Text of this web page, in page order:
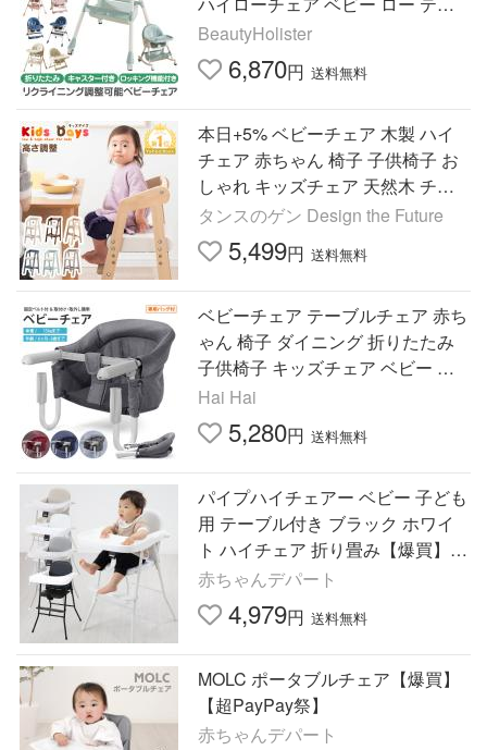
ブルチェア キャスター 椅子
BeautyHolister
6,870円 送料無料
本日+5% ベビーチェア 木製 ハイ
チェア 赤ちゃん 椅子 子供椅子 お
しゃれ キッズチェア 天然木 チェ
ア 高さ調整 子供 ベビーハイチェ
ア ダイニング 赤ちゃん椅子
タンスのゲン Design the Future
5,499円 送料無料
ベビーチェア テーブルチェア 赤ち
ゃん 椅子 ダイニング 折りたたみ
子供椅子 キッズチェア ベビー 椅
子 ダイニングチェア 持ち運び 出
産祝い 爆買
Hai Hai
5,280円 送料無料
パイプハイチェアー ベビー 子ども
用 テーブル付き ブラック ホワイ
ト ハイチェア 折り畳み【爆買】
【超PayPay祭】
赤ちゃんデパート
4,979円 送料無料
MOLC ポータブルチェア【爆買】
【超PayPay祭】
赤ちゃんデパート